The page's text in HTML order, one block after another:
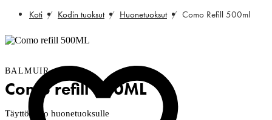
Koti Kodin tuoksut Huonetuoksut Como Refill 500ml
BALMUIR
Como refill 500ML
Täyttöpullo huonetuoksulle